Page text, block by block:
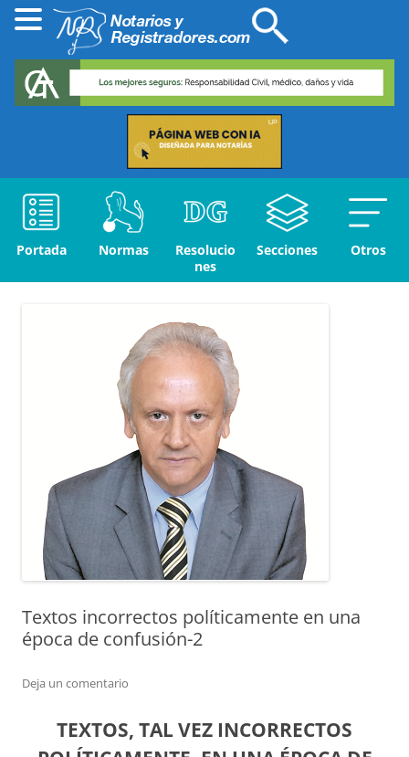
Portada Normas
Resolucio
nes
Secciones Otros
Textos incorrectos políticamente en una
época de confusión-2
Deja un comentario
TEXTOS, TAL VEZ INCORRECTOS